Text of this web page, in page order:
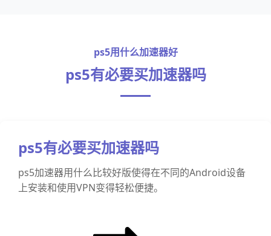
ps5用什么加速器好
ps5有必要买加速器吗
ps5有必要买加速器吗
ps5加速器用什么比较好版使得在不同的Android设备
上安装和使用VPN变得轻松便捷。